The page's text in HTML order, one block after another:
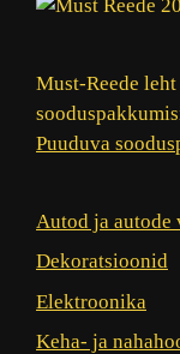
Must-Reede
Puuduva
Autod ja autode
Dekoratsioonid
Elektroonika
Keha- ja